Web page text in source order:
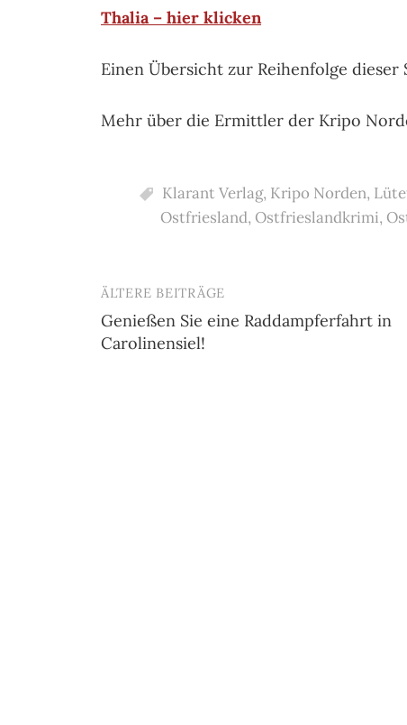
Thalia – hier klicken
Einen Übersicht zur Reihenfolge dieser
Mehr über die Ermittler der Kripo
Klarant Verlag, Kripo Norden,
Ostfriesland, Ostfrieslandkrimi,
Beitragsnavigation
ÄLTERE BEITRÄGE
Genießen Sie eine Raddampferfahrt in
Carolinensiel!